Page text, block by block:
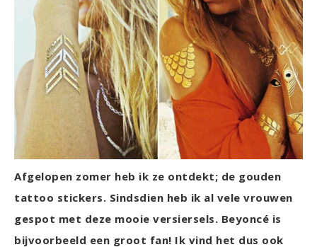
Afgelopen zomer heb ik ze ontdekt; de gouden
tattoo stickers. Sindsdien heb ik al vele vrouwen
gespot met deze mooie versiersels. Beyoncé is
bijvoorbeeld een groot fan! Ik vind het dus ook